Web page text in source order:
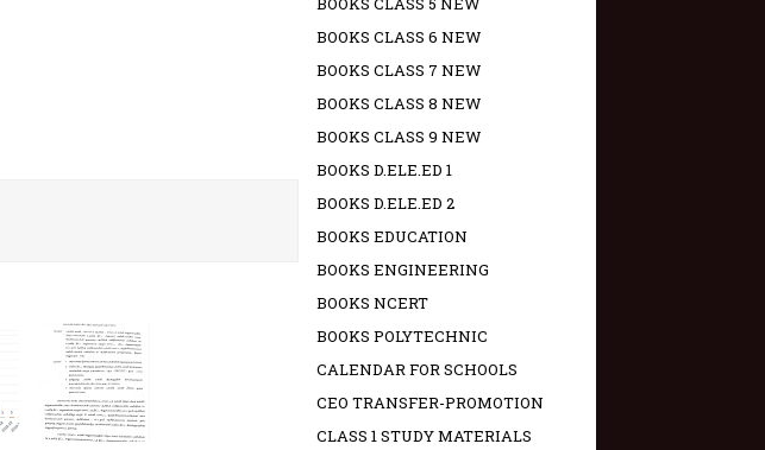
BOOKS CLASS 6 NEW
BOOKS CLASS 7 NEW
BOOKS CLASS 8 NEW
BOOKS CLASS 9 NEW
BOOKS D.ELE.ED 1
BOOKS D.ELE.ED 2
BOOKS EDUCATION
BOOKS ENGINEERING
BOOKS NCERT
BOOKS POLYTECHNIC
CALENDAR FOR SCHOOLS
CEO TRANSFER-PROMOTION
CLASS 1 STUDY MATERIALS